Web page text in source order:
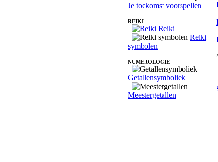
Je toekomst voorspellen
REIKI
Reiki
Reiki
symbolen
NUMEROLOGIE
Getallensymboliek
Meestergetallen